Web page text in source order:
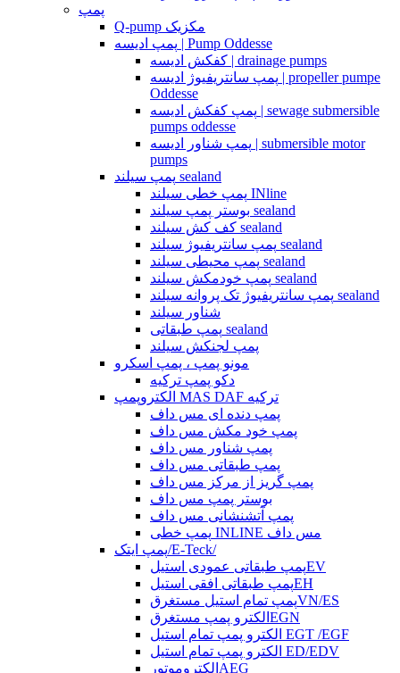
پمپ
Q-pump مکزیک
پمپ ادیسه | Pump Oddesse
کفکش ادیسه | drainage pumps
پمپ سانتریفیوژ ادیسه | propeller pumpe
Oddesse
پمپ کفکش ادیسه | sewage submersible
pumps oddesse
پمپ شناور ادیسه | submersible motor
pumps
پمپ سیلند sealand
پمپ خطی سیلند INline
بوستر پمپ سیلند sealand
کف کش سیلند sealand
پمپ سانتریفیوژ سیلند sealand
پمپ محیطی سیلند sealand
پمپ خودمکش سیلند sealand
پمپ سانتریفیوژ تک پروانه سیلند sealand
شناور سیلند
پمپ طبقاتی sealand
پمپ لجنکش سیلند
مونو پمپ ، پمپ اسکرو
دکو پمپ ترکیه
الکتروپمپ MAS DAF ترکیه
پمپ دنده ای مس داف
پمپ خود مکش مس داف
پمپ شناور مس داف
پمپ طبقاتی مس داف
پمپ گریز از مرکز مس داف
بوستر پمپ مس داف
پمپ آتشنشانی مس داف
پمپ خطی INLINE مس داف
پمپ ایتک/E-Teck/
پمپ طبقاتی عمودی استیلEV
پمپ طبقاتی افقی استیلEH
پمپ تمام استیل مستغرقVN/ES
الکترو پمپ مستغرقEGN
الکترو پمپ تمام استیل EGT /EGF
الکترو پمپ تمام استیل ED/EDV
الکتروموتورAEG